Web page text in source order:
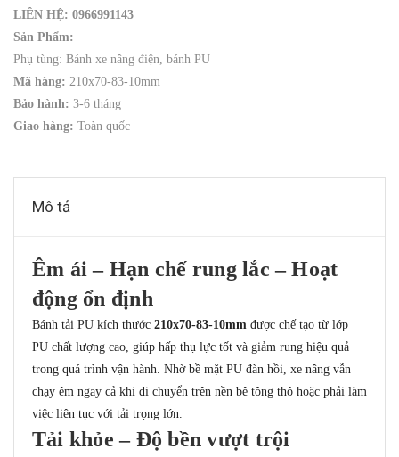
LIÊN HỆ: 0966991143
Sản Phẩm:
Phụ tùng: Bánh xe nâng điện, bánh PU
Mã hàng: 210x70-83-10mm
Bảo hành: 3-6 tháng
Giao hàng: Toàn quốc
Mô tả
Êm ái – Hạn chế rung lắc – Hoạt
động ổn định
Bánh tải PU kích thước 210x70-83-10mm được chế tạo từ lớp
PU chất lượng cao, giúp hấp thụ lực tốt và giảm rung hiệu quả
trong quá trình vận hành. Nhờ bề mặt PU đàn hồi, xe nâng vẫn
chạy êm ngay cả khi di chuyển trên nền bê tông thô hoặc phải làm
việc liên tục với tải trọng lớn.
Tải khỏe – Độ bền vượt trội